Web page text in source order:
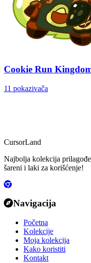
Cookie Run
11 pokazivača
CursorLand
Najbolja kolekcija
šareni i laki za korišćenje!
Navigacija
Početna
Kolekcije
Moja kolekcija
Kako koristiti
Kontakt